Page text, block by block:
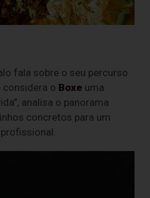
fala sobre o seu percurso
considera o Boxe uma
analisa o panorama
concretos para um